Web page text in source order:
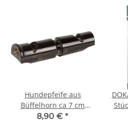
Hundepfeife aus
Büffelhorn ca 7 cm
schwarz
8,90 € *